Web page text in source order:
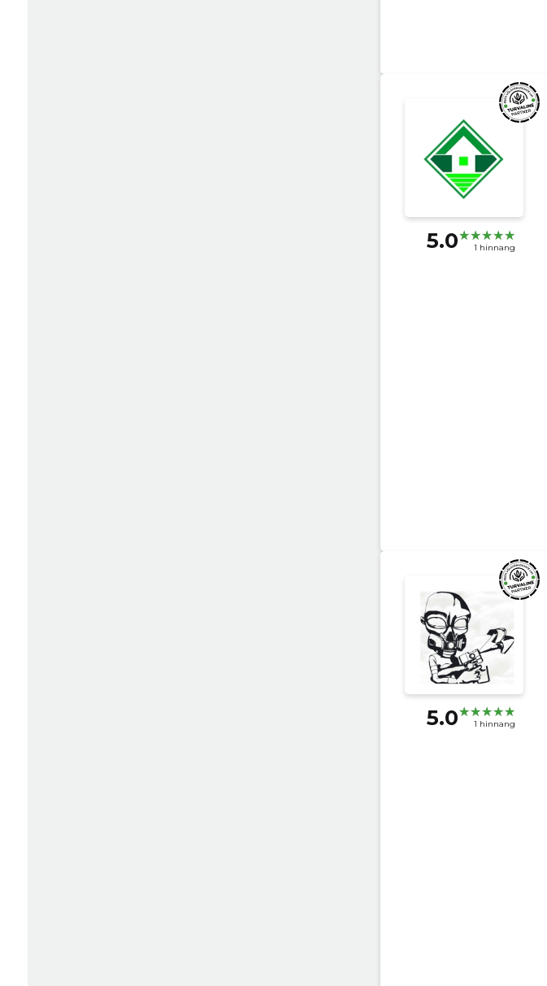
5.0 1 hinnang
5.0 1 hinnang